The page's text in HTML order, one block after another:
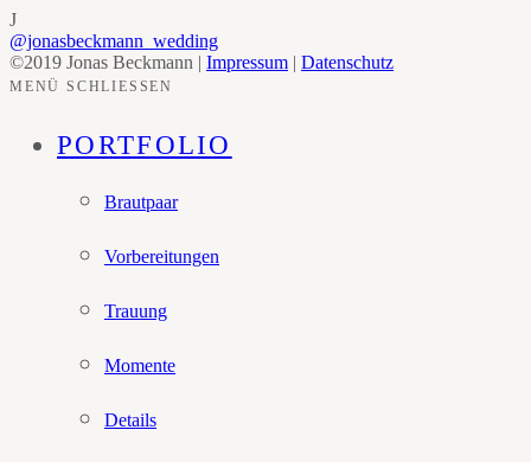
J
@jonasbeckmann_wedding
©2019 Jonas Beckmann | Impressum | Datenschutz
MENÜ SCHLIESSEN
PORTFOLIO
Brautpaar
Vorbereitungen
Trauung
Momente
Details